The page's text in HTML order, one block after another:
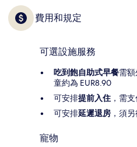
費用和規定
可選設施服務
吃到飽自助式早餐需
童約為 EUR8.90
可安排提前入住 ，需
可安排延遲退房 ，須
寵物